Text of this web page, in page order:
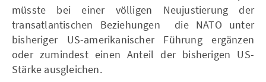
müsste bei einer völligen Neujustierung der
transatlantischen Beziehungen die NATO unter
bisheriger US-amerikanischer Führung ergänzen
oder zumindest einen Anteil der bisherigen US-
Stärke ausgleichen.